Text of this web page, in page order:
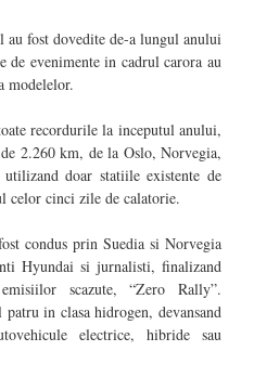
fost dovedite de-a lungul anului
de evenimente in cadrul carora au
modelelor.
recordurile la inceputul anului,
2.260 km, de la Oslo, Norvegia,
doar statiile existente de
celor cinci zile de calatorie.
condus prin Suedia si Norvegia
Hyundai si jurnalisti, finalizand
scazute, “Zero Rally”.
in clasa hidrogen, devansand
electrice, hibride sau